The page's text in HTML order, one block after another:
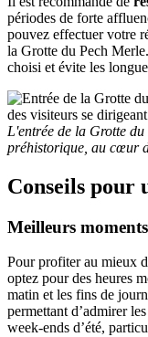
périodes de forte
pouvez effectuer votre
la Grotte du Pech
choisi et évite les
L'entrée de la Grotte
préhistorique, au cœur
Conseils pour
Meilleurs
Pour profiter au mieux
optez pour des heures
matin et les fins de
permettant d’admirer
week-ends d’été,